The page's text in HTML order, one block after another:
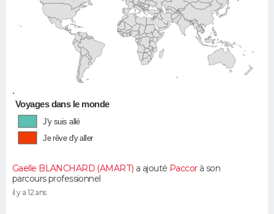
•
Voyages dans le monde
J'y suis allé
Je rêve d'y aller
Gaelle BLANCHARD (AMART) a ajouté Paccorà son
parcours professionnel
il y a 12 ans